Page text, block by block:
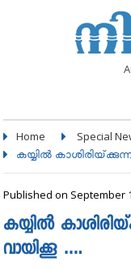
Home Special
കയ്യില്‍
Published on September
കയ്യില്‍
വായിക്കൂ ….